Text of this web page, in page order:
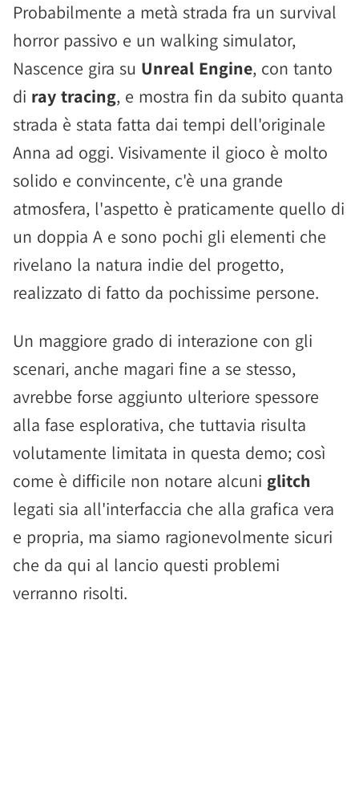
Probabilmente a metà strada fra un survival
horror passivo e un walking simulator,
Nascence gira su Unreal Engine, con tanto
di ray tracing, e mostra fin da subito quanta
strada è stata fatta dai tempi dell'originale
Anna ad oggi. Visivamente il gioco è molto
solido e convincente, c'è una grande
atmosfera, l'aspetto è praticamente quello di
un doppia A e sono pochi gli elementi che
rivelano la natura indie del progetto,
realizzato di fatto da pochissime persone.
Un maggiore grado di interazione con gli
scenari, anche magari fine a se stesso,
avrebbe forse aggiunto ulteriore spessore
alla fase esplorativa, che tuttavia risulta
volutamente limitata in questa demo; così
come è difficile non notare alcuni glitch
legati sia all'interfaccia che alla grafica vera
e propria, ma siamo ragionevolmente sicuri
che da qui al lancio questi problemi
verranno risolti.